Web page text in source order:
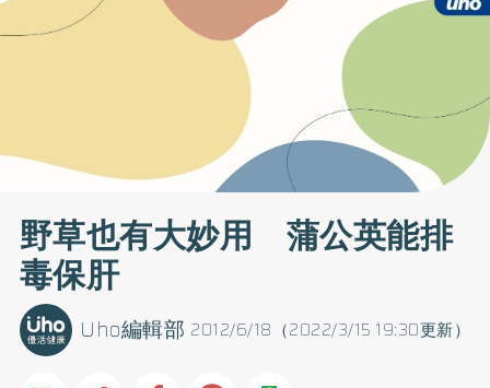
野草也有大妙用 蒲公英能排
毒保肝
2012/6/18（2022/3/15 19:30更新）
Uho編輯部